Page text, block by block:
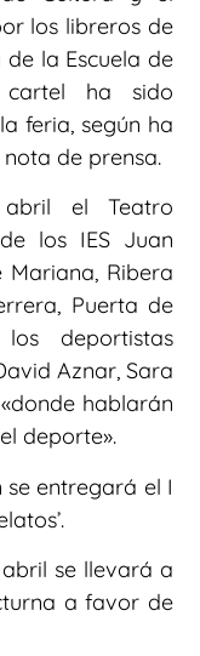
los libreros de
la Escuela de
cartel ha sido
feria, según ha
de prensa.
el Teatro
los IES Juan
Ribera
Puerta de
deportistas
Aznar, Sara
hablarán
deporte».
entregará el I
se llevará a
a favor de